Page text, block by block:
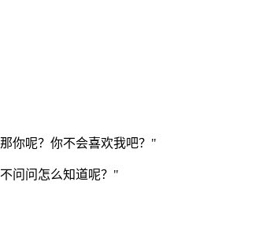
那你呢？你不会喜欢我吧？ "
不问问怎么知道呢？ "